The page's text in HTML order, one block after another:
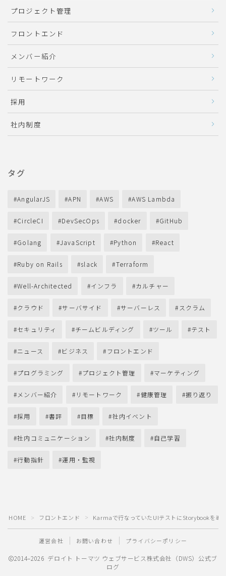
プロジェクト管理
フロントエンド
メンバー紹介
リモートワーク
採用
社内制度
タグ
AngularJS APN AWS AWS Lambda
CircleCI DevSecOps docker GitHub
Golang JavaScript Python React
Ruby on Rails slack Terraform
Well-Architected インフラ カルチャー
クラウド サーバサイド サーバーレス スクラム
セキュリティ チームビルディング ツール テスト
ニュース ビジネス フロントエンド
プログラミング プロジェクト管理 マーケティング
メンバー紹介 リモートワーク 健康管理 振り返り
採用 書評 目標 社内イベント
社内コミュニケーション 社内制度 自己学習
行動指針 運用・監視
HOME ＞ フロントエンド ＞ Karmaで行なっていたUIテストにStorybookを導
運営会社 お問い合わせ プライバシーポリシー
2014–2026 デロイト トーマツ ウェブサービス株式会社（DWS）公式ブ
ログ